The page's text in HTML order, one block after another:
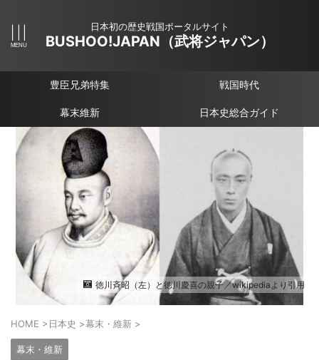
日本初の歴史戦国ポータルサイト
BUSHOO!JAPAN（武将ジャパン）
豊臣兄弟特集 戦国時代
幕末維新 日本史総合ガイド
徳川斉昭（左）と徳川慶喜の親子／wikipediaより引用
HOME >日本史 >幕末・維新 >
幕末・維新